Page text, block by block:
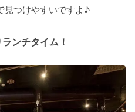
見つけやすいですよ♪
ンチタイム！